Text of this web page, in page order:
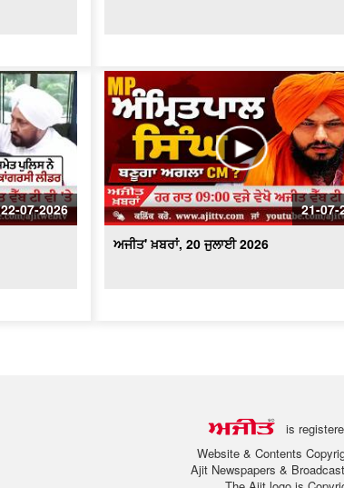
22-07-2026
21-07-
ਅਜੀਤ' ਖ਼ਬਰਾਂ, 20 ਜੁਲਾਈ 2026
is
Website & Contents
Ajit Newspapers &